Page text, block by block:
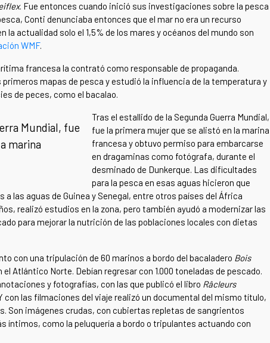
. Fue entonces cuando inició sus investigaciones sobre la pesca
Conti denunciaba entonces que el mar no era un recurso
la actualidad solo el 1,5% de los mares y océanos del mundo son
WMF.
francesa la contrató como responsable de propaganda.
mapas de pesca y estudió la influencia de la temperatura y
de peces, como el bacalao.
Mundial, fue
marina
Tras el estallido de la Segunda Guerra Mundial,
fue la primera mujer que se alistó en la marina
francesa y obtuvo permiso para embarcarse
en dragaminas como fotógrafa, durante el
desminado de Dunkerque. Las dificultades
para la pesca en esas aguas hicieron que
las aguas de Guinea y Senegal, entre otros países del África
realizó estudios en la zona, pero también ayudó a modernizar las
para mejorar la nutrición de las poblaciones locales con dietas
con una tripulación de 60 marinos a bordo del bacaladero Bois
Atlántico Norte. Debían regresar con 1.000 toneladas de pescado.
y fotografías, con las que publicó el libro Râcleurs
con las filmaciones del viaje realizó un documental del mismo título,
Son imágenes crudas, con cubiertas repletas de sangrientos
íntimos, como la peluquería a bordo o tripulantes actuando con